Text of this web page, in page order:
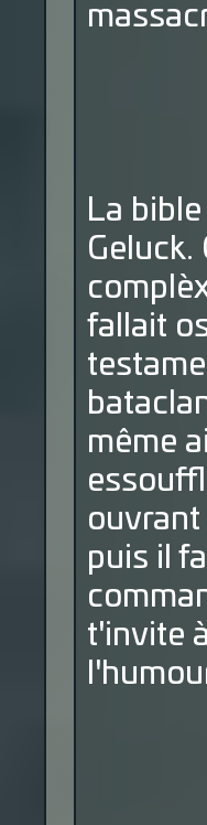
La
Geluck.
fallait
même
puis il
t'invite